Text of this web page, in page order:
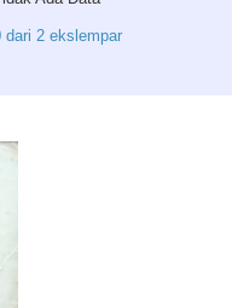
dari 2 ekslempar